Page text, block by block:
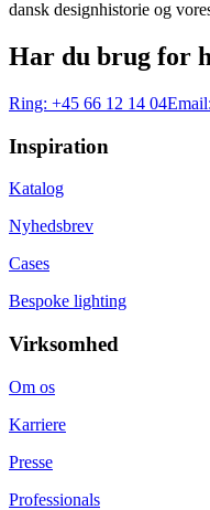
dansk designhistorie og
Har du brug for
Ring: +45 66 12 14 04Email:
Inspiration
Katalog
Nyhedsbrev
Cases
Bespoke lighting
Virksomhed
Om os
Karriere
Presse
Professionals